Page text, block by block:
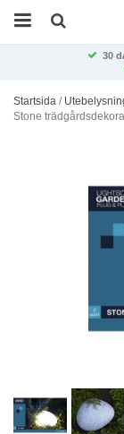
30
Startsida /
Stone